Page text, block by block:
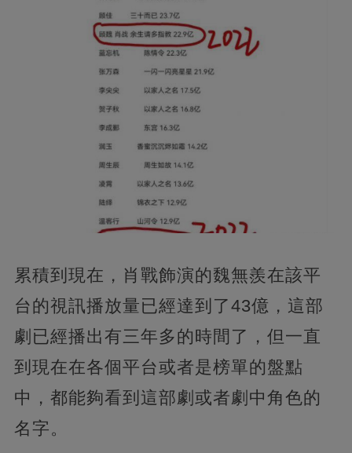
累積到現在，肖戰飾演的魏無羨在該平
台的視訊播放量已經達到了43億，這部
劇已經播出有三年多的時間了，但一直
到現在在各個平台或者是榜單的盤點
中，都能夠看到這部劇或者劇中角色的
名字。